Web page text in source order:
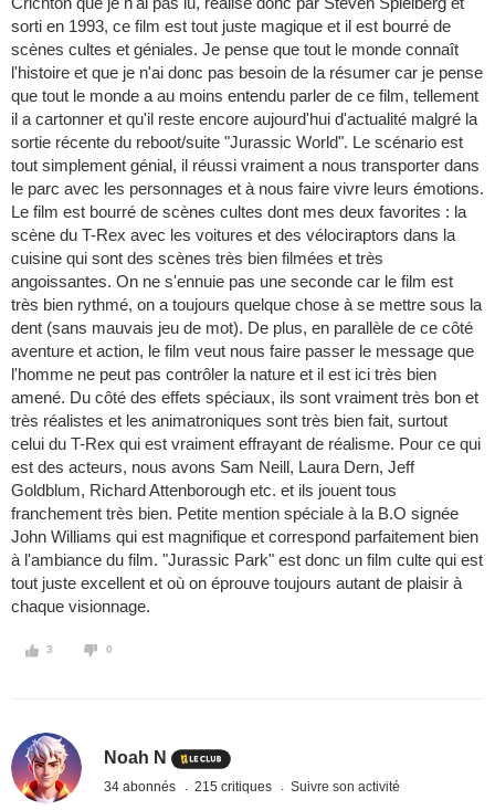
sorti en 1993, ce film est tout juste magique et il est bourré de
scènes cultes et géniales. Je pense que tout le monde connaît
l'histoire et que je n'ai donc pas besoin de la résumer car je pense
que tout le monde a au moins entendu parler de ce film, tellement
il a cartonner et qu'il reste encore aujourd'hui d'actualité malgré la
sortie récente du reboot/suite "Jurassic World". Le scénario est
tout simplement génial, il réussi vraiment a nous transporter dans
le parc avec les personnages et à nous faire vivre leurs émotions.
Le film est bourré de scènes cultes dont mes deux favorites : la
scène du T-Rex avec les voitures et des vélociraptors dans la
cuisine qui sont des scènes très bien filmées et très
angoissantes. On ne s'ennuie pas une seconde car le film est
très bien rythmé, on a toujours quelque chose à se mettre sous la
dent (sans mauvais jeu de mot). De plus, en parallèle de ce côté
aventure et action, le film veut nous faire passer le message que
l'homme ne peut pas contrôler la nature et il est ici très bien
amené. Du côté des effets spéciaux, ils sont vraiment très bon et
très réalistes et les animatroniques sont très bien fait, surtout
celui du T-Rex qui est vraiment effrayant de réalisme. Pour ce qui
est des acteurs, nous avons Sam Neill, Laura Dern, Jeff
Goldblum, Richard Attenborough etc. et ils jouent tous
franchement très bien. Petite mention spéciale à la B.O signée
John Williams qui est magnifique et correspond parfaitement bien
à l'ambiance du film. "Jurassic Park" est donc un film culte qui est
tout juste excellent et où on éprouve toujours autant de plaisir à
chaque visionnage.
3 0
Noah N
34 abonnés 215 critiques Suivre son activité